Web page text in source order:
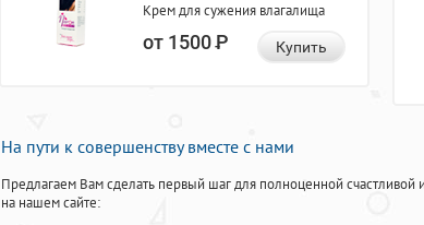
Крем для сужения влагалища
от 1500Р Купить
На пути к совершенству вместе с нами
Предлагаем Вам сделать первый шаг для полноценной
на нашем сайте: